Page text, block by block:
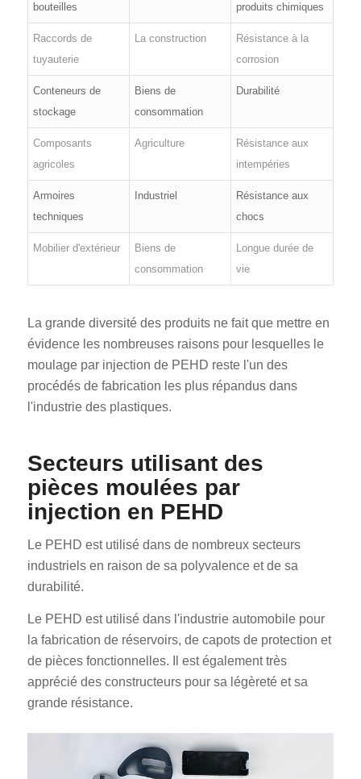
bouteilles
produits chimiques
Raccords de
tuyauterie
La construction
Résistance à la
corrosion
Conteneurs de
stockage
Biens de
consommation
Durabilité
Composants
agricoles
Agriculture
Résistance aux
intempéries
Armoires
techniques
Industriel
Résistance aux
chocs
Mobilier d'extérieur
Biens de
consommation
Longue durée de
vie
La grande diversité des produits ne fait que mettre en
évidence les nombreuses raisons pour lesquelles le
moulage par injection de PEHD reste l'un des
procédés de fabrication les plus répandus dans
l'industrie des plastiques.
Secteurs utilisant des
pièces moulées par
injection en PEHD
Le PEHD est utilisé dans de nombreux secteurs
industriels en raison de sa polyvalence et de sa
durabilité.
Le PEHD est utilisé dans l'industrie automobile pour
la fabrication de réservoirs, de capots de protection et
de pièces fonctionnelles. Il est également très
apprécié des constructeurs pour sa légèreté et sa
grande résistance.